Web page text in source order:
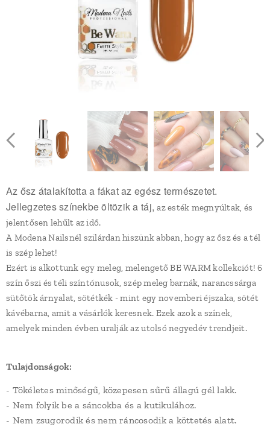
Az ősz átalakította a fákat az egész természetet.
Jellegzetes színekbe öltözik a táj,az esték megnyúltak, és
jelentősen lehűlt az idő.
A Modena Nailsnél szilárdan hiszünk abban, hogy az ősz és a tél
is szép lehet!
Ezért is alkottunk egy meleg, melengető BE WARM kollekciót! 6
szín őszi és téli színtónusok, szép meleg barnák, narancssárga
sütőtök árnyalat, sötétkék - mint egy novemberi éjszaka, sötét
kávébarna, amit a vásárlók keresnek. Ezek azok a színek,
amelyek minden évben uralják az utolsó negyedév trendjeit.
Tulajdonságok:
- Tökéletes minőségű, közepesen sűrű állagú gél lakk.
- Nem folyik be a sáncokba és a kutikulához.
- Nem zsugorodik és nem ráncosodik a köttetés alatt.